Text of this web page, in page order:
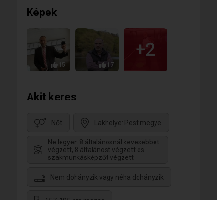
Képek
15 17
+2
Akit keres
Nőt Lakhelye: Pest megye
Ne legyen 8 általánosnál kevesebbet
végzett, 8 általánost végzett és
szakmunkásképzőt végzett
Nem dohányzik vagy néha dohányzik